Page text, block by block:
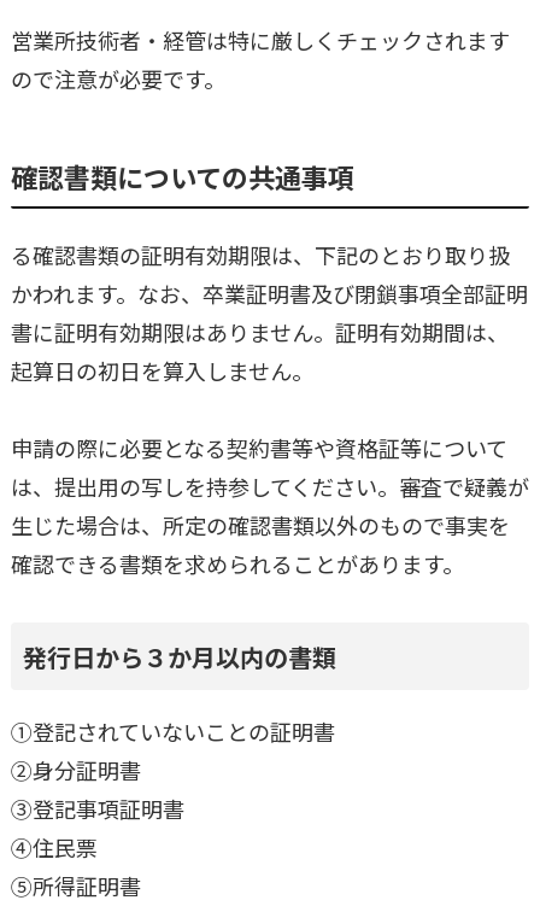
営業所技術者・経管は特に厳しくチェックされます
ので注意が必要です。
確認書類についての共通事項
る確認書類の証明有効期限は、下記のとおり取り扱
かわれます。なお、卒業証明書及び閉鎖事項全部証明
書に証明有効期限はありません。証明有効期間は、
起算日の初日を算入しません。
申請の際に必要となる契約書等や資格証等について
は、提出用の写しを持参してください。審査で疑義が
生じた場合は、所定の確認書類以外のもので事実を
確認できる書類を求められることがあります。
発行日から３か月以内の書類
①登記されていないことの証明書
②身分証明書
③登記事項証明書
④住民票
⑤所得証明書